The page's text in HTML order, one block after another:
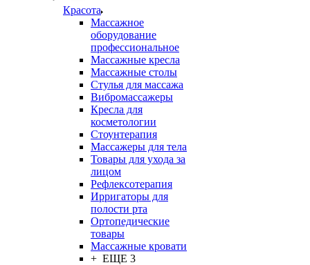
Красота
Массажное
оборудование
профессиональное
Массажные кресла
Массажные столы
Стулья для массажа
Вибромассажеры
Кресла для
косметологии
Стоунтерапия
Массажеры для тела
Товары для ухода за
лицом
Рефлексотерапия
Ирригаторы для
полости рта
Ортопедические
товары
Массажные кровати
+ ЕЩЕ 3